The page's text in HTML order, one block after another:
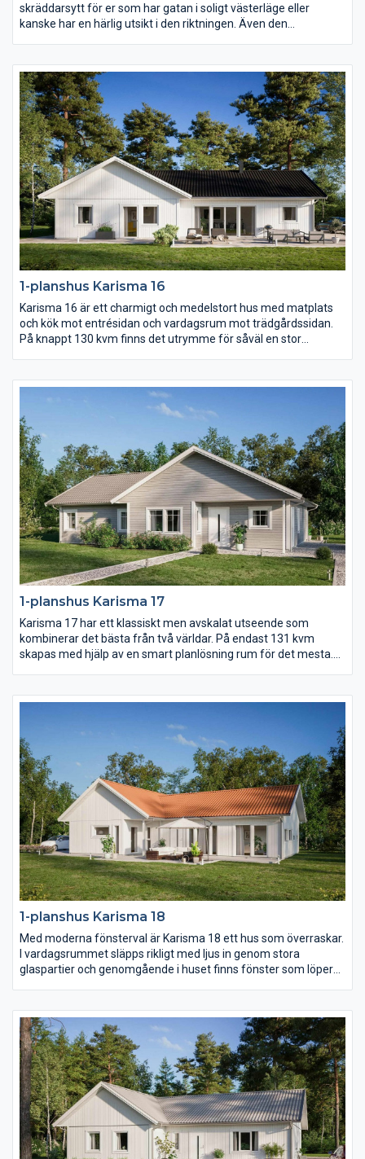
skräddarsytt för er som har gatan i soligt västerläge eller
kanske har en härlig utsikt i den riktningen. Även den
hållet. I övrigt har Karisma 15 en härlig öppen och ljusberikande
planlösning.
1-planshus Karisma 16
Karisma 16 är ett charmigt och medelstort hus med matplats
och kök mot entrésidan och vardagsrum mot trädgårdssidan.
På knappt 130 kvm finns det utrymme för såväl en stor
ryggåstak.
1-planshus Karisma 17
Karisma 17 har ett klassiskt men avskalat utseende som
kombinerar det bästa från två världar. På endast 131 kvm
skapas med hjälp av en smart planlösning rum för det mesta.
det hela fyra sovrum samt ett allrum.
1-planshus Karisma 18
Med moderna fönsterval är Karisma 18 ett hus som överraskar.
I vardagsrummet släpps rikligt med ljus in genom stora
glaspartier och genomgående i huset finns fönster som löper
riktigt lyxigt master bedroom.